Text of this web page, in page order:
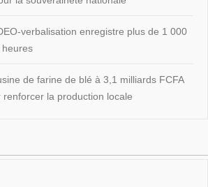
verbalisation enregistre plus de 1 000
heures
de farine de blé à 3,1 milliards FCFA
la production locale